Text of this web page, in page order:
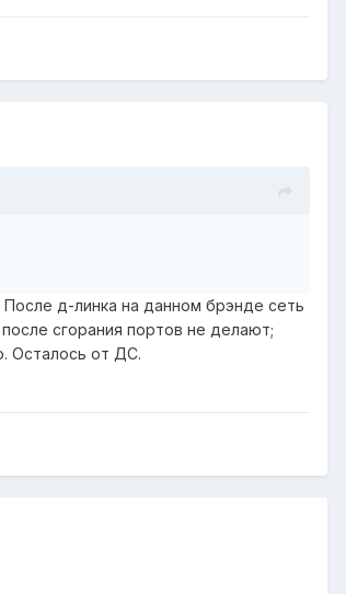
д-линка на данном брэнде сеть
сгорания портов не делают;
Осталось от ДС.